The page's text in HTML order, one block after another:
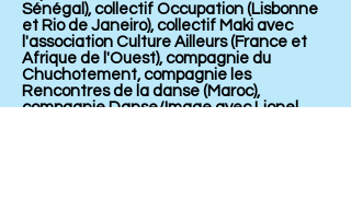
Sénégal), collectif Occupation (Lisbonne
et Rio de Janeiro), collectif Maki avec
l'association Culture Ailleurs (France et
Afrique de l'Ouest), compagnie du
Chuchotement, compagnie les
Rencontres de la danse (Maroc),
compagnie Danse/Image avec Lionel